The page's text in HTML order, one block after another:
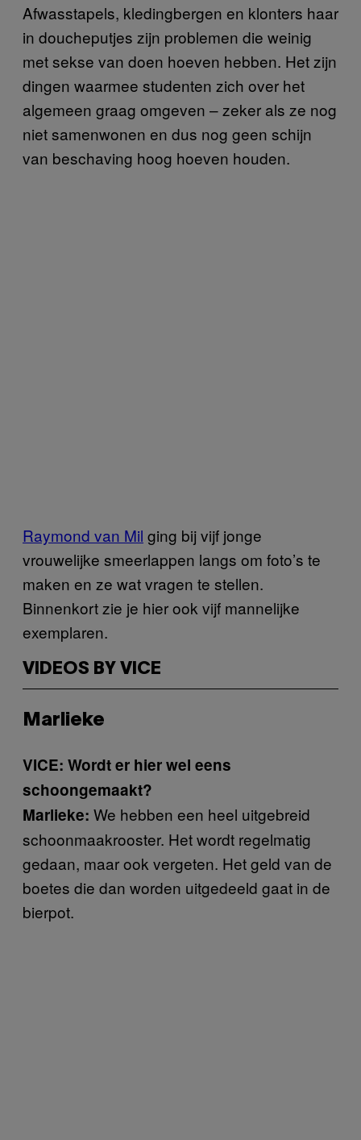
Afwasstapels, kledingbergen en klonters haar
in doucheputjes zijn problemen die weinig
met sekse van doen hoeven hebben. Het zijn
dingen waarmee studenten zich over het
algemeen graag omgeven – zeker als ze nog
niet samenwonen en dus nog geen schijn
van beschaving hoog hoeven houden.
Raymond van Mil ging bij vijf jonge
vrouwelijke smeerlappen langs om foto’s te
maken en ze wat vragen te stellen.
Binnenkort zie je hier ook vijf mannelijke
exemplaren.
VIDEOS BY VICE
Marlieke
VICE: Wordt er hier wel eens
schoongemaakt?
Marlieke: We hebben een heel uitgebreid
schoonmaakrooster. Het wordt regelmatig
gedaan, maar ook vergeten. Het geld van de
boetes die dan worden uitgedeeld gaat in de
bierpot.